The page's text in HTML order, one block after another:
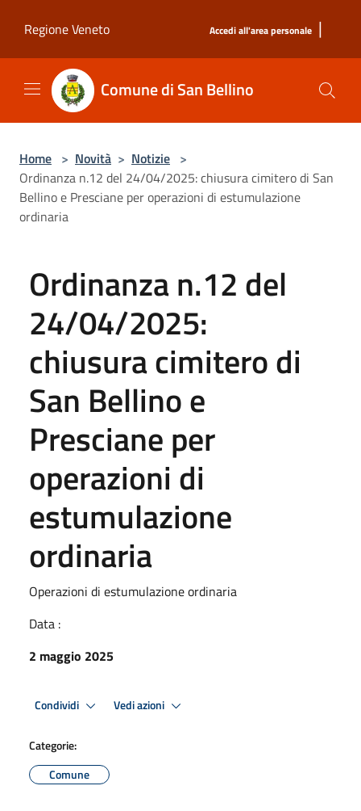
Regione Veneto
Accedi all'area personale |
Comune di San Bellino
Home > Novità > Notizie >
Ordinanza n.12 del 24/04/2025: chiusura cimitero di San
Bellino e Presciane per operazioni di estumulazione
ordinaria
Ordinanza n.12 del
24/04/2025:
chiusura cimitero di
San Bellino e
Presciane per
operazioni di
estumulazione
ordinaria
Operazioni di estumulazione ordinaria
Data :
2 maggio 2025
Condividi Vedi azioni
Categorie:
Comune